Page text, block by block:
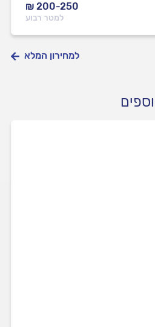
₪ 200-250
למטר רבוע
למחירון המלא